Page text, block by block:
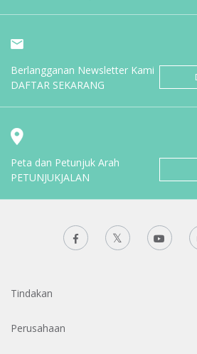
Berlangganan Newsletter Kami
DAFTAR SEKARANG
Peta dan Petunjuk Arah
PETUNJUKJALAN
Tindakan
Perusahaan